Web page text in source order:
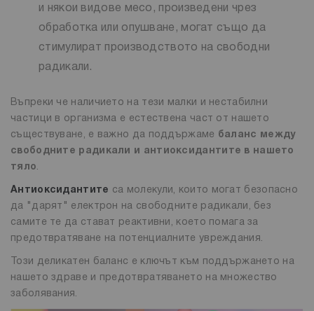
и някои видове месо, произведени чрез
обработка или опушване, могат също да
стимулират производството на свободни
радикали.
Въпреки че наличието на тези малки и нестабилни
частици в организма е естествена част от нашето
съществуване, е важно да поддържаме баланс между
свободните радикали и антиоксидантите в нашето
тяло.
Антиоксидантите са молекули, които могат безопасно
да "дарят" електрон на свободните радикали, без
самите те да стават реактивни, което помага за
предотвратяване на потенциалните увреждания.
Този деликатен баланс е ключът към поддържането на
нашето здраве и предотвратяването на множество
заболявания.